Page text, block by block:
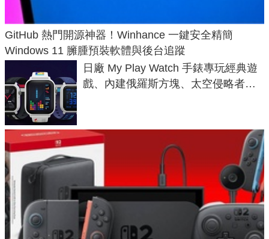
GitHub 熱門開源神器！Winhance 一鍵安全精簡
Windows 11 臃腫預裝軟體與後台追蹤
日廠 My Play Watch 手錶專玩經典遊
戲、內建俄羅斯方塊、太空侵略者，